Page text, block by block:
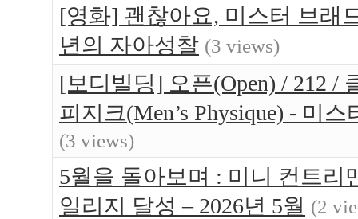
[영화] 괜찮아요, 미스터 브래
년의 자아성찰 (3 views)
[보디빌딩] 오픈(Open) / 212 /
피지크(Men’s Physique) - 미
(3 views)
5월을 돌아보며 : 미니 컨트리
일리지 달성 – 2026년 5월 (2